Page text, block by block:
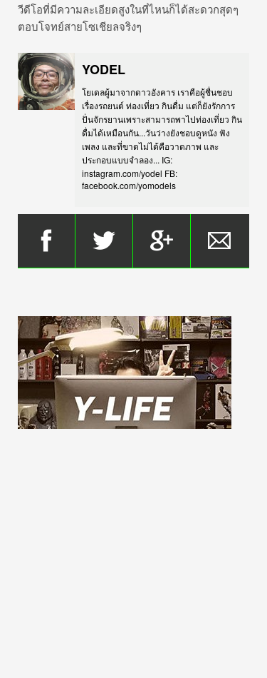
วีดีโอที่มีความละเอียดสูงในที่ไหนก็ได้สะดวกสุดๆ
ตอบโจทย์สายโซเชียลจริงๆ
YODEL
โยเดลผู้มาจากดาวอังคาร เราคือผู้ชื่นชอบ
เรื่องรถยนต์ ท่องเที่ยว กินดื่ม แต่ก็ยังรักการ
ปั่นจักรยานเพราะสามารถพาไปท่องเที่ยว กิน
ดื่มได้เหมือนกัน...วันว่างยังชอบดูหนัง ฟัง
เพลง และที่ขาดไม่ได้คือวาดภาพ และ
ประกอบแบบจำลอง... IG:
instagram.com/yodel FB:
facebook.com/yomodels